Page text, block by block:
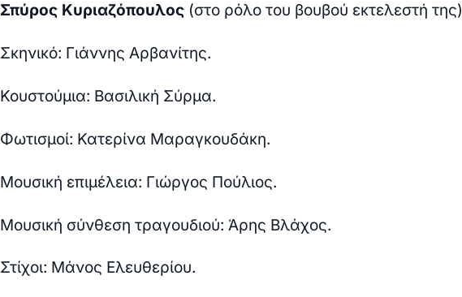
Σπύρος Κυριαζόπουλος (στο ρόλο του βουβού εκτελεστή της)
Σκηνικό: Γιάννης Αρβανίτης.
Κουστούμια: Βασιλική Σύρμα.
Φωτισμοί: Κατερίνα Μαραγκουδάκη.
Μουσική επιμέλεια: Γιώργος Πούλιος.
Μουσική σύνθεση τραγουδιού: Άρης Βλάχος.
Στίχοι: Μάνος Ελευθερίου.